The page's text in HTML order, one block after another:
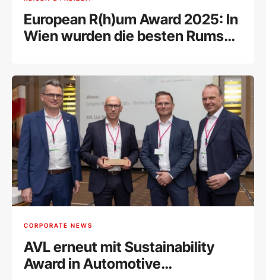
European R(h)um Award 2025: In
Wien wurden die besten Rums
CORPORATE NEWS
AVL erneut mit Sustainability
Award in Automotive